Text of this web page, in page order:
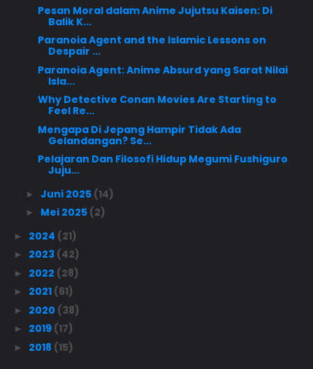
Pesan Moral dalam Anime Jujutsu Kaisen: Di
Balik K...
Paranoia Agent and the Islamic Lessons on
Despair ...
Paranoia Agent: Anime Absurd yang Sarat Nilai
Isla...
Why Detective Conan Movies Are Starting to
Feel Re...
Mengapa Di Jepang Hampir Tidak Ada
Gelandangan? Se...
Pelajaran Dan Filosofi Hidup Megumi Fushiguro
Juju...
► Juni 2025 (14)
► Mei 2025 (2)
► 2024 (21)
► 2023 (42)
► 2022 (28)
► 2021 (61)
► 2020 (38)
► 2019 (17)
► 2018 (15)